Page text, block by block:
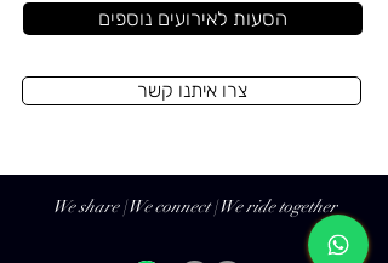
הסעות לאירועים נוספים
צרו איתנו קשר
We share | We connect | We ride together